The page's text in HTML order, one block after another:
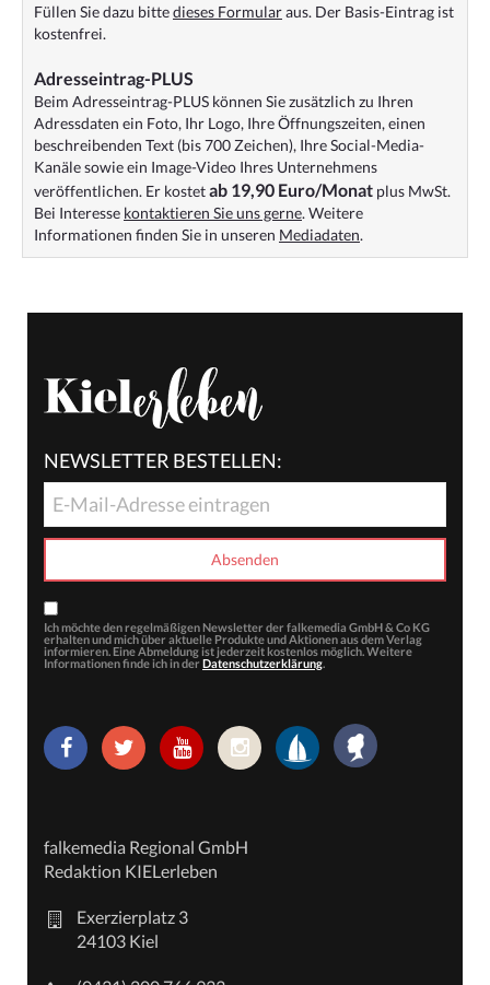
Füllen Sie dazu bittedieses Formularaus. Der Basis-Eintrag ist
kostenfrei.
Adresseintrag-PLUS
Beim Adresseintrag-PLUS können Sie zusätzlich zu Ihren
Adressdaten ein Foto, Ihr Logo, Ihre Öffnungszeiten, einen
beschreibenden Text (bis 700 Zeichen), Ihre Social-Media-
Kanäle sowie ein Image-Video Ihres Unternehmens
veröffentlichen. Er kostetab 19,90 Euro/Monat plus MwSt.
Bei Interesse kontaktieren Sie uns gerne. Weitere
Informationen finden Sie in unseren Mediadaten.
NEWSLETTER BESTELLEN:
Ich möchte den regelmäßigen Newsletter der falkemedia GmbH & Co KG
erhalten und mich über aktuelle Produkte und Aktionen aus dem Verlag
informieren. Eine Abmeldung ist jederzeit kostenlos möglich. Weitere
Informationen finde ich in der Datenschutzerklärung.
falkemedia Regional GmbH
Redaktion KIELerleben
Exerzierplatz 3
24103 Kiel